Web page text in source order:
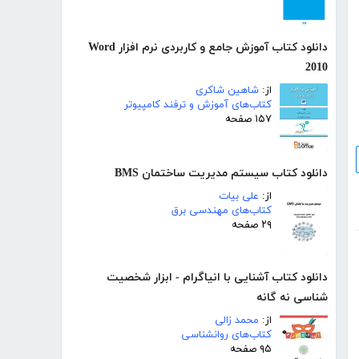
دانلود کتاب آموزش جامع و کاربردی نرم افزار Word
2010
از: شاهین شاکری
کتاب‌های آموزش و ترفند کامپیوتر
۱۵۷ صفحه
دانلود کتاب سیستم مدیریت ساختمان BMS
از: علی بیات
کتاب‌های مهندسی برق
۲۹ صفحه
دانلود کتاب آشنایی با انیاگرام - ابزار شخصیت
شناسی نه گانه
از: محمد زالی
کتاب‌های روانشناسی
۹۵ صفحه